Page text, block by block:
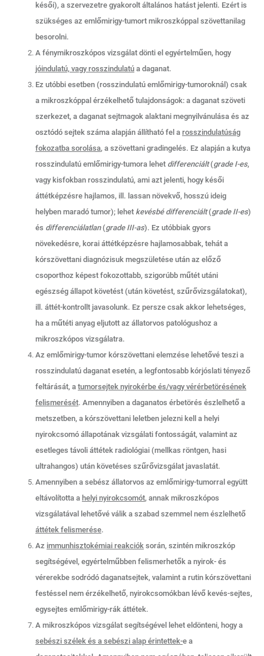
késői), a szervezetre gyakorolt általános hatást jelenti. Ezért is
szükséges az emlőmirigy-tumort mikroszkóppal szövettanilag
besorolni.
A fénymikroszkópos vizsgálat dönti el egyértelműen, hogy
jóindulatú, vagy rosszindulatú a daganat.
Ez utóbbi esetben (rosszindulatú emlőmirigy-tumoroknál) csak
a mikroszkóppal érzékelhető tulajdonságok: a daganat szöveti
szerkezet, a daganat sejtmagok alaktani megnyilvánulása és az
osztódó sejtek száma alapján állítható fel a rosszindulatúság
fokozatba sorolása, a szövettani gradingelés. Ez alapján a kutya
rosszindulatú emlőmirigy-tumora lehet differenciált(grade I-es,
vagy kisfokban rosszindulatú, ami azt jelenti, hogy késői
áttétképzésre hajlamos, ill. lassan növekvő, hosszú ideig
helyben maradó tumor); lehet kevésbé differenciált(grade II-es)
és differenciálatlan(grade III-as). Ez utóbbiak gyors
növekedésre, korai áttétképzésre hajlamosabbak, tehát a
kórszövettani diagnózisuk megszületése után az előző
csoporthoz képest fokozottabb, szigorúbb műtét utáni
egészség állapot követést (után követést, szűrővizsgálatokat),
ill. áttét-kontrollt javasolunk. Ez persze csak akkor lehetséges,
ha a műtéti anyag eljutott az állatorvos patológushoz a
mikroszkópos vizsgálatra.
Az emlőmirigy-tumor kórszövettani elemzése lehetővé teszi a
rosszindulatú daganat esetén, a legfontosabb kórjóslati tényező
feltárását, a tumorsejtek nyirokérbe és/vagy vérérbetörésének
felismerését. Amennyiben a daganatos érbetörés észlelhető a
metszetben, a kórszövettani leletben jelezni kell a helyi
nyirokcsomó állapotának vizsgálati fontosságát, valamint az
esetleges távoli áttétek radiológiai (mellkas röntgen, hasi
ultrahangos) után követéses szűrővizsgálat javaslatát.
Amennyiben a sebész állatorvos az emlőmirigy-tumorral együtt
eltávolította a helyi nyirokcsomót, annak mikroszkópos
vizsgálatával lehetővé válik a szabad szemmel nem észlelhető
áttétek felismerése.
Az immunhisztokémiai reakciók során, szintén mikroszkóp
segítségével, egyértelműbben felismerhetők a nyirok- és
vérerekbe sodródó daganatsejtek, valamint a rutin kórszövettani
festéssel nem érzékelhető, nyirokcsomókban lévő kevés-sejtes,
egysejtes emlőmirigy-rák áttétek.
A mikroszkópos vizsgálat segítségével lehet eldönteni, hogy a
sebészi szélek és a sebészi alap érintettek-e a